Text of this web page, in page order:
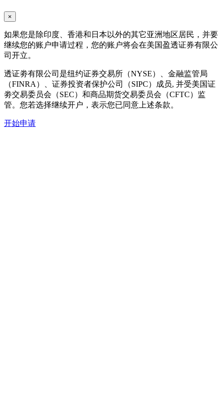
×
如果您是除印度、香港和日本以外的其它亚洲地区居民，并要
继续您的账户申请过程，您的账户将会在美国盈透证券有限公
司开立。
透证劵有限公司是纽约证券交易所（NYSE）、金融监管局
（FINRA）、证券投资者保护公司（SIPC）成员, 并受美国证
劵交易委员会（SEC）和商品期货交易委员会（CFTC）监
管。您若选择继续开户，表示您已同意上述条款。
开始申请